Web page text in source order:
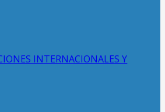
INTERNACIONALES Y